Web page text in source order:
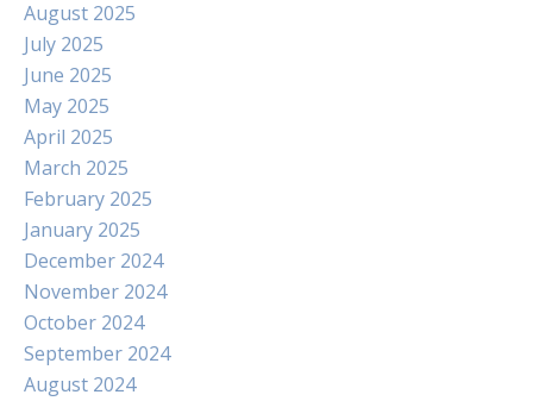
August 2025
July 2025
June 2025
May 2025
April 2025
March 2025
February 2025
January 2025
December 2024
November 2024
October 2024
September 2024
August 2024